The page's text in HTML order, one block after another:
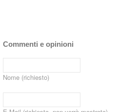
Commenti e opinioni
Nome (richiesto)